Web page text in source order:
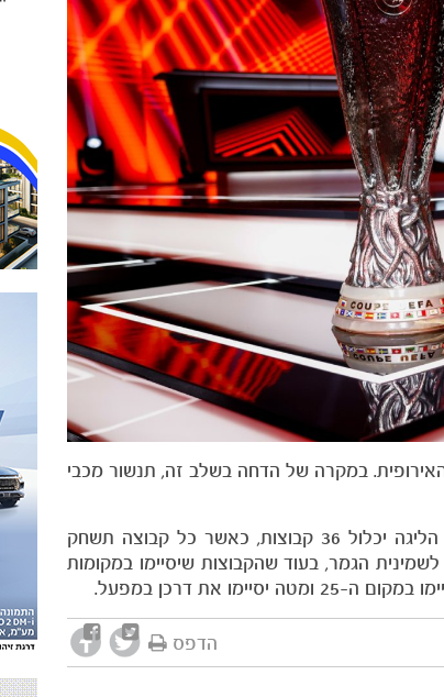
במקרה של הדחה בשלב זה, תנשור מכבי
גם בעונת 2026/27 תתקיים הליגה האירופית במתכונת החדשה של אופ"א. שלב הליגה יכלול 36 קבוצות, כאשר כל קבוצה תשחק
הגמר, בעוד שהקבוצות שיסיימו במקומות
הדפס